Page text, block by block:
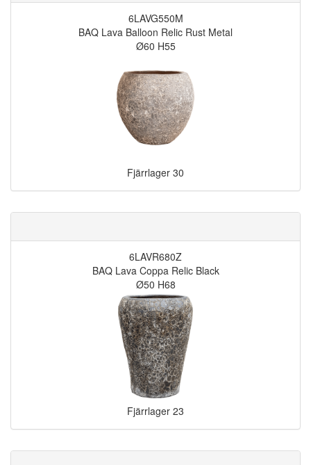
6LAVG550M
BAQ Lava Balloon Relic Rust Metal
Ø60 H55
Fjärrlager 30
6LAVR680Z
BAQ Lava Coppa Relic Black
Ø50 H68
Fjärrlager 23